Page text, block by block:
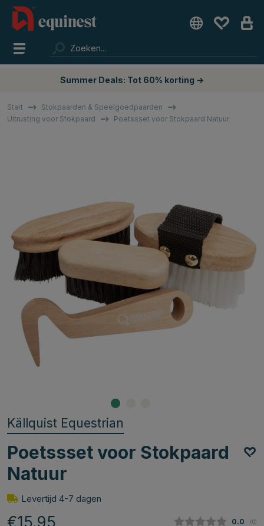
Summer Deals: Tot 60% korting →
Start
Stokpaarden & Speelgoedpaarden
Uitrusting voor Stokpaard
Poetssset voor Stokpaard Natuur
Källquist Equestrian
Poetssset voor Stokpaard
Natuur
Levertijd 4-7 dagen
€15.95 0.0 (0)